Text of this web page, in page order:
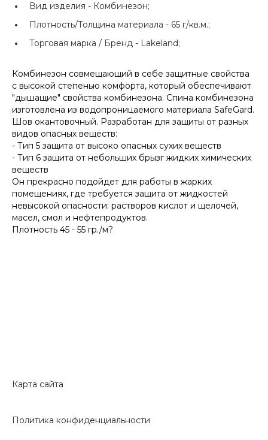
Вид изделия - Комбинезон;
Плотность/Толщина материала - 65 г/кв.м.;
Торговая марка / Бренд - Lakeland;
Комбинезон совмещающий в себе защитные свойства
с высокой степенью комфорта, который обеспечивают
"дышащие" свойства комбинезона. Спина комбинезона
изготовлена из водопроницаемого материала SafeGard.
Шов окантовочный. Разработан для защиты от разных
видов опасных веществ:
- Тип 5 защита от высоко опасных сухих веществ
- Тип 6 защита от небольших брызг жидких химических
веществ
Он прекрасно подойдет для работы в жарких
помещениях, где требуется защита от жидкостей
невысокой опасности: растворов кислот и щелочей,
масел, смол и нефтепродуктов.
Плотность 45 - 55 гр./м?
Карта сайта
Политика конфиденциальности